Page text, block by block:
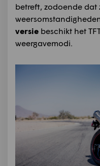
betreft, zodoende dat
versie beschikt het
weergavemodi.